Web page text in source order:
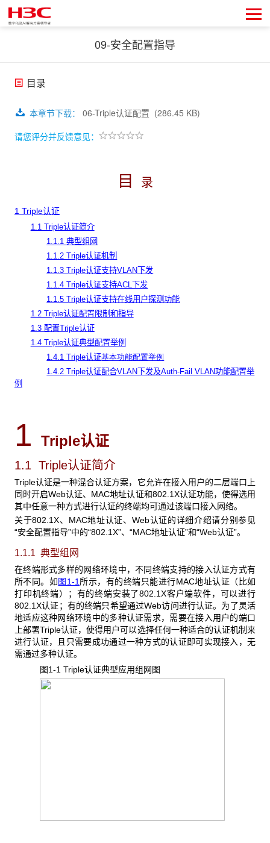
09-安全配置指导
目录
本章节下载： 06-Triple认证配置 (286.45 KB)
请您评分并反馈意见：
目 录
1 Triple认证
1.1 Triple认证简介
1.1.1 典型组网
1.1.2 Triple认证机制
1.1.3 Triple认证支持VLAN下发
1.1.4 Triple认证支持ACL下发
1.1.5 Triple认证支持在线用户探测功能
1.2 Triple认证配置限制和指导
1.3 配置Triple认证
1.4 Triple认证典型配置举例
1.4.1 Triple认证基本功能配置举例
1.4.2 Triple认证配合VLAN下发及Auth-Fail VLAN功能配置举
例
1 Triple认证
1.1 Triple认证简介
Triple认证是一种混合认证方案，它允许在接入用户的二层端口上
同时开启Web认证、MAC地址认证和802.1X认证功能，使得选用
其中任意一种方式进行认证的终端均可通过该端口接入网络。
关于802.1X、MAC地址认证、Web认证的详细介绍请分别参见
“安全配置指导”中的“802.1X”、“MAC地址认证”和“Web认证”。
1.1.1 典型组网
在终端形式多样的网络环境中，不同终端支持的接入认证方式有
所不同。如图1-1所示，有的终端只能进行MAC地址认证（比如
打印机终端）；有的终端安装了802.1X客户端软件，可以进行
802.1X认证；有的终端只希望通过Web访问进行认证。为了灵活
地适应这种网络环境中的多种认证需求，需要在接入用户的端口
上部署Triple认证，使得用户可以选择任何一种适合的认证机制来
进行认证，且只需要成功通过一种方式的认证即可实现接入，无
需通过多种认证。
图1-1 Triple认证典型应用组网图